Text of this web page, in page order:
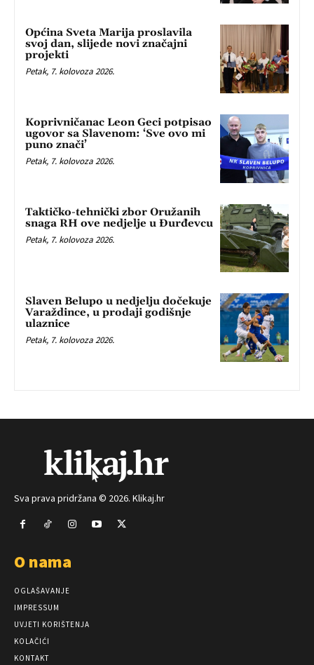
Općina Sveta Marija proslavila
svoj dan, slijede novi značajni
projekti
Petak, 7. kolovoza 2026.
Koprivničanac Leon Geci potpisao
ugovor sa Slavenom: ‘Sve ovo mi
puno znači’
Petak, 7. kolovoza 2026.
Taktičko-tehnički zbor Oružanih
snaga RH ove nedjelje u Đurđevcu
Petak, 7. kolovoza 2026.
Slaven Belupo u nedjelju dočekuje
Varaždince, u prodaji godišnje
ulaznice
Petak, 7. kolovoza 2026.
Sva prava pridržana © 2026. Klikaj.hr
O nama
OGLAŠAVANJE
IMPRESSUM
UVJETI KORIŠTENJA
KOLAČIĆI
KONTAKT